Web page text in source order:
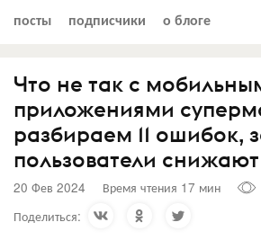
посты подписчики о блоге
Что не так с
приложениями
разбираем 11 ошибок,
пользователи
20 Фев 2024 Время чтения 17 мин
Поделиться: